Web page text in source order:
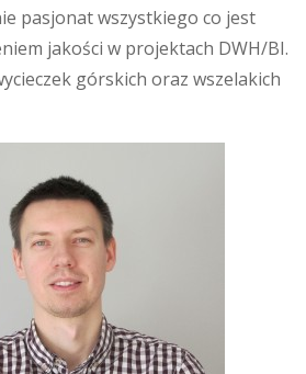
pasjonat wszystkiego co jest
jakości w projektach DWH/BI.
górskich oraz wszelakich